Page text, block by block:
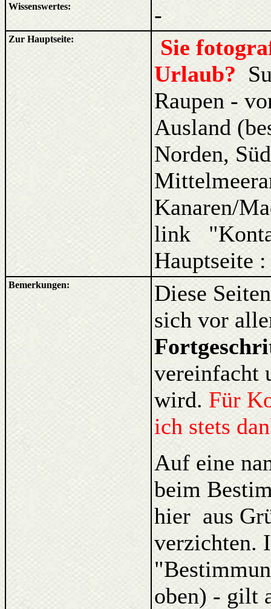
Wissenswertes: -
Zur Hauptseite:
Sie
Urlaub?
Raupen -
Ausland
Norden,
Kanaren/
link
Hauptseite
Bemerkungen:
Diese
sich vor
vereinfacht
wird. Für
ich stets
Auf eine
beim
hier aus
verzichten.
oben) - gilt